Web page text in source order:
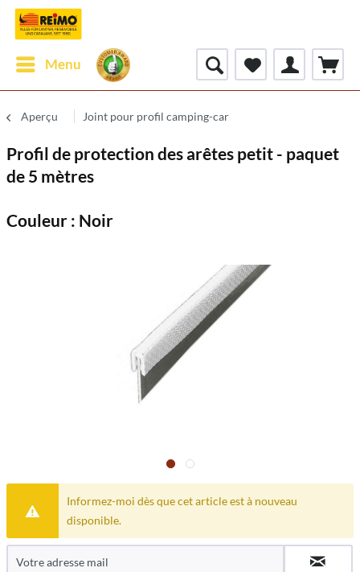
Menu
Aperçu Joint pour profil camping-car
Profil de protection des arêtes petit - paquet
de 5 mètres
Couleur : Noir
Informez-moi dès que cet article est à nouveau
disponible.